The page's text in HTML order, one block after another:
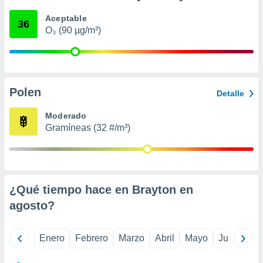
u
en
en
un
o acceder
36 Aceptable
O₃ (90 µg/m³)
Polen Detalle
Moderado
Gramíneas (32 #/m³)
¿Qué tiempo hace en Brayton en
agosto?
Enero Febrero Marzo Abril Mayo Junio